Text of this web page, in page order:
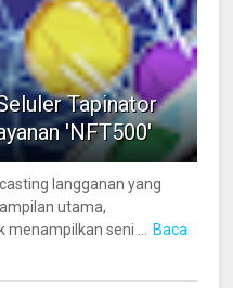
Tapinator
'NFT500'
langganan yang
utama,
seni ...
Baca